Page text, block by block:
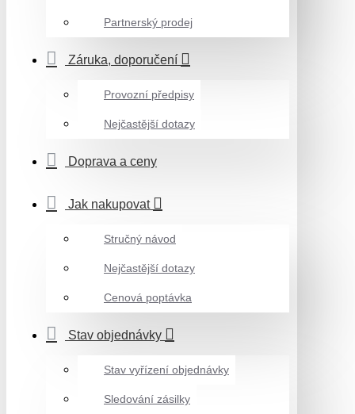
Partnerský prodej
Záruka, doporučení
Provozní předpisy
Nejčastější dotazy
Doprava a ceny
Jak nakupovat
Stručný návod
Nejčastější dotazy
Cenová poptávka
Stav objednávky
Stav vyřízení objednávky
Sledování zásilky